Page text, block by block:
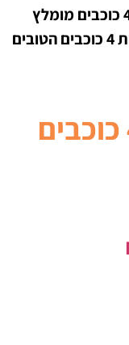
אז רגע לפני שאתם סוגרים מלון 4 כוכבים מומלץ
בבלפסט, אספנו עבורכם את המלונות 4 כוכבים הטובים